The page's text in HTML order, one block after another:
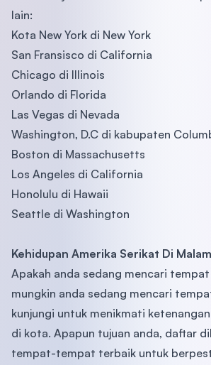
lain:
Kota New York di New York
San Fransisco di California
Chicago di Illinois
Orlando di Florida
Las Vegas di Nevada
Washington, D.C di kabupaten
Boston di Massachusetts
Los Angeles di California
Honolulu di Hawaii
Seattle di Washington
Kehidupan Amerika Serikat Di
Apakah anda sedang mencari
mungkin anda sedang mencari
kunjungi untuk menikmati
di kota. Apapun tujuan anda, daftar
tempat-tempat terbaik untuk